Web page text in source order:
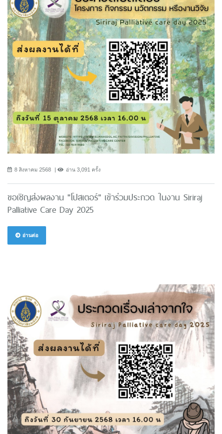
8 สิงหาคม 2568 อ่าน 3,091 ครั้ง
ขอเชิญส่งผลงาน "โปสเตอร์" เข้าร่วมประกวด ในงาน Siriraj
Palliative Care Day 2025
อ่านต่อ